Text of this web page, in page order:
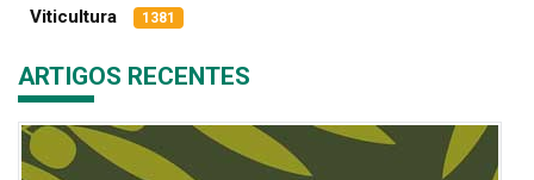
Viticultura 1381
ARTIGOS RECENTES